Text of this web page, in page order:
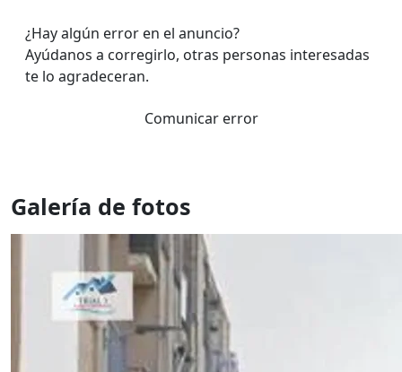
¿Hay algún error en el anuncio?
Ayúdanos a corregirlo, otras personas interesadas
te lo agradeceran.
Comunicar error
Galería de fotos